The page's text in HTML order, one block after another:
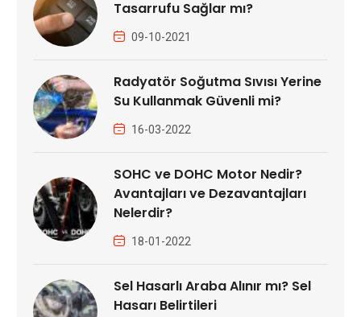
Tasarrufu Sağlar mı?
09-10-2021
Radyatör Soğutma Sıvısı Yerine
Su Kullanmak Güvenli mi?
16-03-2022
SOHC ve DOHC Motor Nedir?
Avantajları ve Dezavantajları
Nelerdir?
18-01-2022
Sel Hasarlı Araba Alınır mı? Sel
Hasarı Belirtileri